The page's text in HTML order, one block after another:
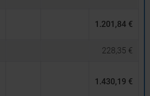
1.201,84 €
228,35 €
1.430,19 €